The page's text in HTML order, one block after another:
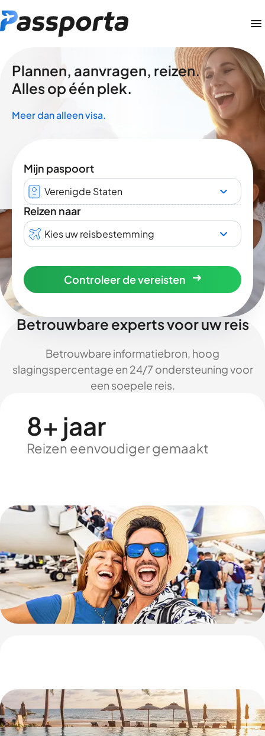
Plannen, aanvragen, reizen.
Alles op één plek.
Meer dan alleen visa.
Mijn paspoort
Verenigde Staten
Reizen naar
Kies uw reisbestemming
Controleer de vereisten
Betrouwbare experts voor uw reis
Betrouwbare informatiebron, hoog
slagingspercentage en 24/7 ondersteuning voor
een soepele reis.
8+ jaar
Reizen eenvoudiger gemaakt